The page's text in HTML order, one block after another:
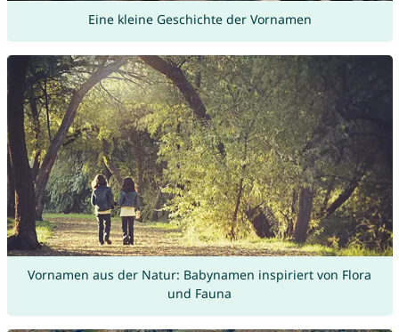
Eine kleine Geschichte der Vornamen
Vornamen aus der Natur: Babynamen inspiriert von Flora
und Fauna